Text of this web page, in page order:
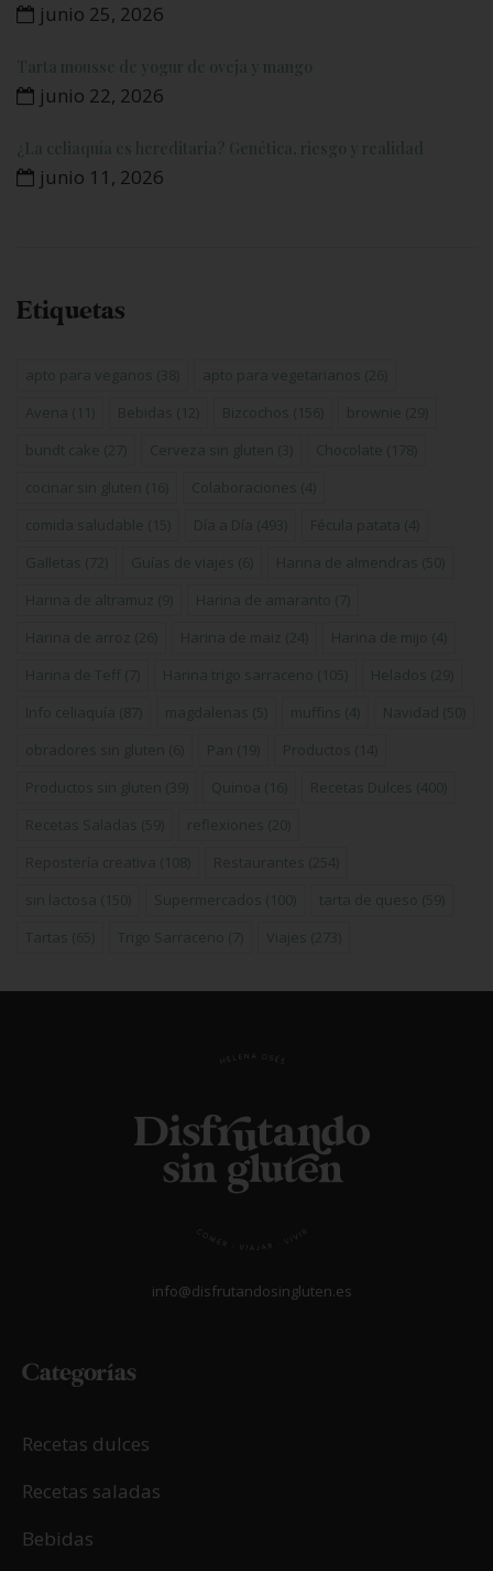
junio 25, 2026
Tarta mousse de yogur de oveja y mango
junio 22, 2026
¿La celiaquía es hereditaria? Genética, riesgo y realidad
junio 11, 2026
Etiquetas
apto para veganos (38) apto para vegetarianos (26)
Avena (11) Bebidas (12) Bizcochos (156) brownie (29)
bundt cake (27) Cerveza sin gluten (3) Chocolate (178)
cocinar sin gluten (16) Colaboraciones (4)
comida saludable (15) Día a Día (493) Fécula patata (4)
Galletas (72) Guías de viajes (6) Harina de almendras (50)
Harina de altramuz (9) Harina de amaranto (7)
Harina de arroz (26) Harina de maiz (24) Harina de mijo (4)
Harina de Teff (7) Harina trigo sarraceno (105) Helados (29)
Info celiaquía (87) magdalenas (5) muffins (4) Navidad (50)
obradores sin gluten (6) Pan (19) Productos (14)
Productos sin gluten (39) Quinoa (16) Recetas Dulces (400)
Recetas Saladas (59) reflexiones (20)
Repostería creativa (108) Restaurantes (254)
sin lactosa (150) Supermercados (100) tarta de queso (59)
Tartas (65) Trigo Sarraceno (7) Viajes (273)
info@disfrutandosingluten.es
Categorías
Recetas dulces
Recetas saladas
Bebidas